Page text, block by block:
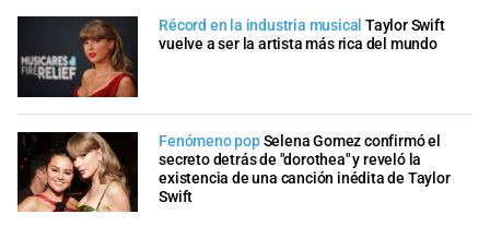
Récord en la industria musical Taylor Swift
vuelve a ser la artista más rica del mundo
Fenómeno popSelena Gomez confirmó el
secreto detrás de "dorothea" y reveló la
existencia de una canción inédita de Taylor
Swift